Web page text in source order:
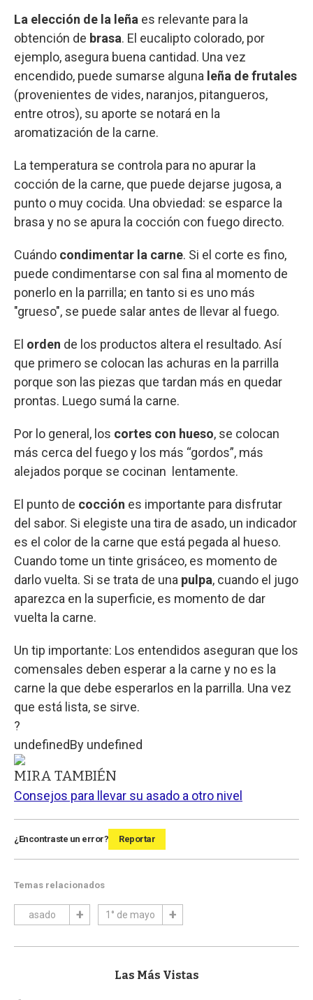
La elección de la leña es relevante para la
obtención de brasa. El eucalipto colorado, por
ejemplo, asegura buena cantidad. Una vez
encendido, puede sumarse alguna leña de frutales
(provenientes de vides, naranjos, pitangueros,
entre otros), su aporte se notará en la
aromatización de la carne.
La temperatura se controla para no apurar la
cocción de la carne, que puede dejarse jugosa, a
punto o muy cocida. Una obviedad: se esparce la
brasa y no se apura la cocción con fuego directo.
Cuándo condimentar la carne. Si el corte es fino,
puede condimentarse con sal fina al momento de
ponerlo en la parrilla; en tanto si es uno más
"grueso", se puede salar antes de llevar al fuego.
El orden de los productos altera el resultado. Así
que primero se colocan las achuras en la parrilla
porque son las piezas que tardan más en quedar
prontas. Luego sumá la carne.
Por lo general, los cortes con hueso, se colocan
más cerca del fuego y los más “gordos”, más
alejados porque se cocinan lentamente.
El punto de cocción es importante para disfrutar
del sabor. Si elegiste una tira de asado, un indicador
es el color de la carne que está pegada al hueso.
Cuando tome un tinte grisáceo, es momento de
darlo vuelta. Si se trata de una pulpa, cuando el jugo
aparezca en la superficie, es momento de dar
vuelta la carne.
Un tip importante: Los entendidos aseguran que los
comensales deben esperar a la carne y no es la
carne la que debe esperarlos en la parrilla. Una vez
que está lista, se sirve.
?
undefinedBy undefined
MIRA TAMBIÉN
Consejos para llevar su asado a otro nivel
¿Encontraste un error? Reportar
Temas relacionados
asado 1° de mayo
Las Más Vistas